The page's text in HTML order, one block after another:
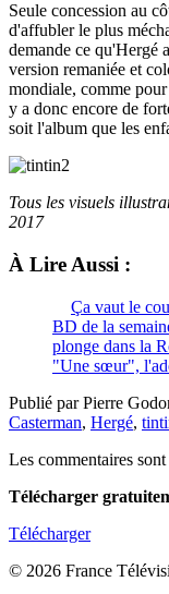
Seule concession au
d'affubler le plus
demande ce qu'Hergé
version remaniée et
mondiale, comme pour
y a donc encore de
soit l'album que les
Tous les visuels
2017
À Lire Aussi :
Ça vaut le
BD de la
plonge dans la
"Une sœur",
Publié par Pierre
Casterman, Hergé,
Les commentaires sont
Télécharger
Télécharger
© 2026 France